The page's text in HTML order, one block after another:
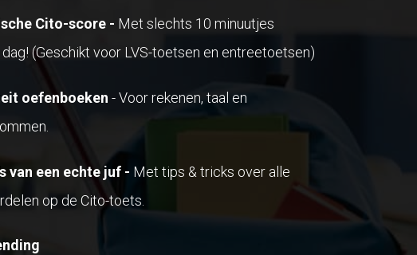
Cito-score - Met slechts 10 minuutjes
(Geschikt voor LVS-toetsen en entreetoetsen)
oefenboeken - Voor rekenen, taal en
van een echte juf - Met tips & tricks over alle
op de Cito-toets.